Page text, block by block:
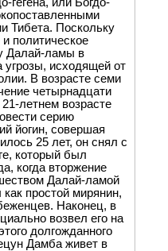
Тибета. Поскольку
политическое
Далай-ламы в
угрозы, исходящей от
В возрасте семи
четырнадцати
летнем возрасте
серию
йогин, совершая
25 лет, он снял с
который был
когда вторжение
Далай-ламой
простой мирянин,
Наконец, в
возвел его на
долгожданного
Дамба живет в